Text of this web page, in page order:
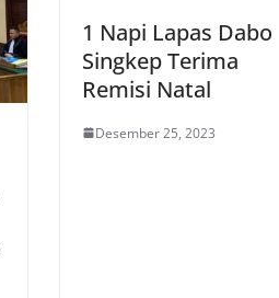
1 Napi Lapas Dabo
Singkep Terima
Remisi Natal
Desember 25, 2023